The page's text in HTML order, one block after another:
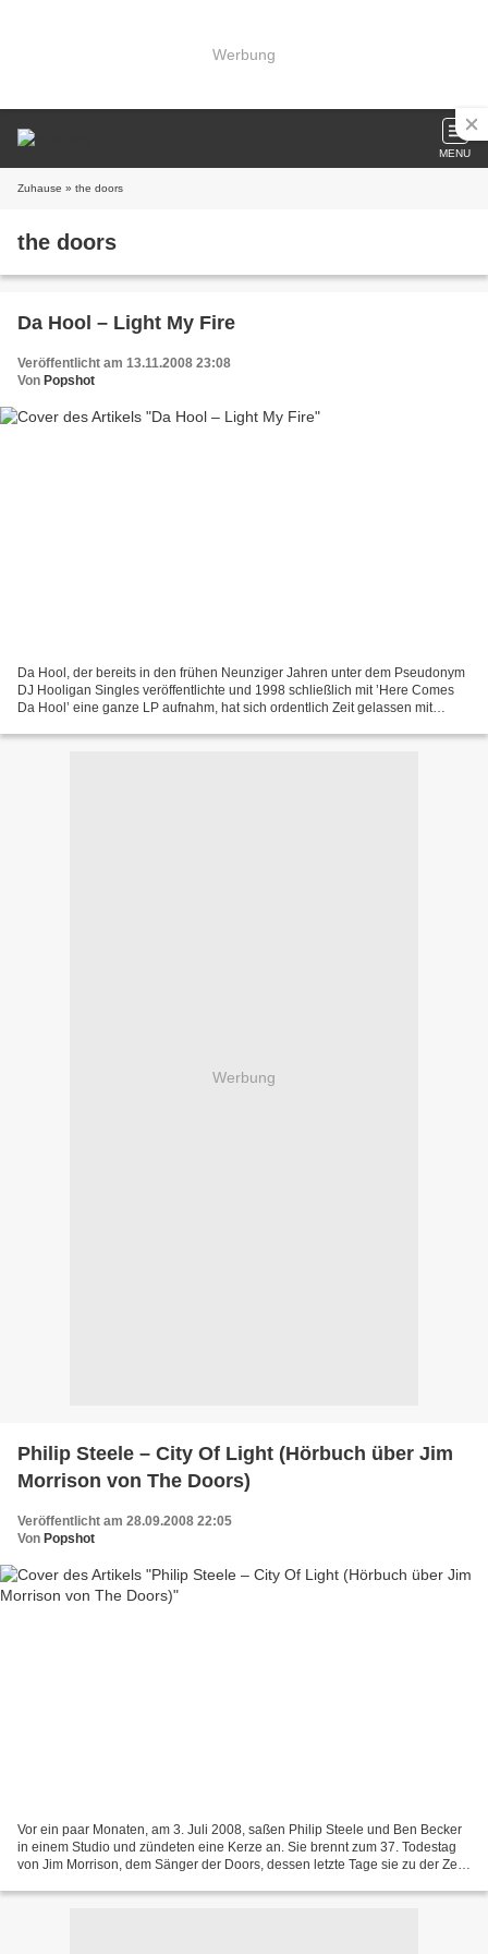
Werbung
MENU
Zuhause » the doors
the doors
Da Hool – Light My Fire
Veröffentlicht am 13.11.2008 23:08
Von Popshot
Da Hool, der bereits in den frühen Neunziger Jahren unter dem Pseudonym
DJ Hooligan Singles veröffentlichte und 1998 schließlich mit ’Here Comes
Da Hool’ eine ganze LP aufnahm, hat sich ordentlich Zeit gelassen mit
Werbung
Philip Steele – City Of Light (Hörbuch über Jim
Morrison von The Doors)
Veröffentlicht am 28.09.2008 22:05
Von Popshot
Vor ein paar Monaten, am 3. Juli 2008, saßen Philip Steele und Ben Becker
in einem Studio und zündeten eine Kerze an. Sie brennt zum 37. Todestag
von Jim Morrison, dem Sänger der Doors, dessen letzte Tage sie zu der Zeit